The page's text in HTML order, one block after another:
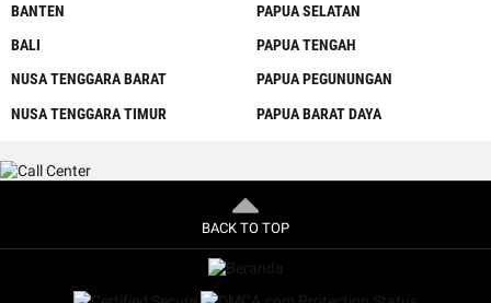
BANTEN
BALI
NUSA TENGGARA BARAT
NUSA TENGGARA TIMUR
PAPUA SELATAN
PAPUA TENGAH
PAPUA PEGUNUNGAN
PAPUA BARAT DAYA
BACK TO TOP